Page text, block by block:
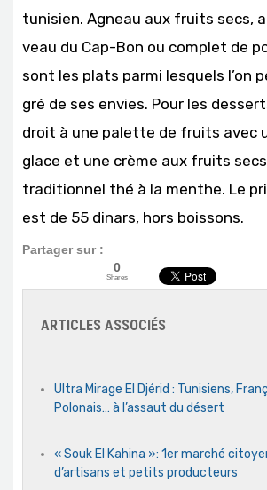
tunisien. Agneau aux fruits secs,
veau du Cap-Bon ou complet de
sont les plats parmi lesquels l’on
gré de ses envies. Pour les
droit à une palette de fruits avec
glace et une crème aux fruits
traditionnel thé à la menthe. Le
est de 55 dinars, hors boissons.
Partager sur :
0
Shares
ARTICLES ASSOCIÉS
Ultra Mirage El Djérid : Tunisiens,
Polonais… à l’assaut du désert
« Souk El Kahina »: 1er marché
d’artisans et petits producteurs